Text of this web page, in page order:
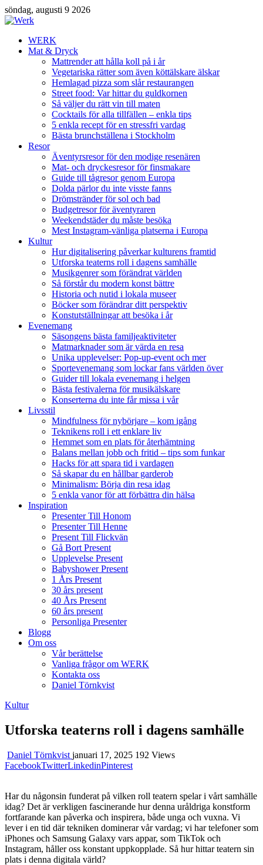
söndag, augusti 9 2026
WERK
Mat & Dryck
Mattrender att hålla koll på i år
Vegetariska rätter som även köttälskare älskar
Hemlagad pizza som slår restaurangen
Street food: Var hittar du guldkornen
Så väljer du rätt vin till maten
Cocktails för alla tillfällen – enkla tips
5 enkla recept för en stressfri vardag
Bästa brunchställena i Stockholm
Resor
Äventyrsresor för den modige resenären
Mat- och dryckesresor för finsmakare
Guide till tågresor genom Europa
Dolda pärlor du inte visste fanns
Drömstränder för sol och bad
Budgetresor för äventyraren
Weekendstäder du måste besöka
Mest Instagram-vänliga platserna i Europa
Kultur
Hur digitalisering påverkar kulturens framtid
Utforska teaterns roll i dagens samhälle
Musikgenrer som förändrat världen
Så förstår du modern konst bättre
Historia och nutid i lokala museer
Böcker som förändrar ditt perspektiv
Konstutställningar att besöka i år
Evenemang
Säsongens bästa familjeaktiviteter
Matmarknader som är värda en resa
Unika upplevelser: Pop-up-event och mer
Sportevenemang som lockar fans världen över
Guider till lokala evenemang i helgen
Bästa festivalerna för musikälskare
Konserterna du inte får missa i vår
Livsstil
Mindfulness för nybörjare – kom igång
Teknikens roll i ett enklare liv
Hemmet som en plats för återhämtning
Balans mellan jobb och fritid – tips som funkar
Hacks för att spara tid i vardagen
Så skapar du en hållbar garderob
Minimalism: Börja din resa idag
5 enkla vanor för att förbättra din hälsa
Inspiration
Presenter Till Honom
Presenter Till Henne
Present Till Flickvän
Gå Bort Present
Upplevelse Present
Babyshower Present
1 Års Present
30 års present
40 Års Present
60 års present
Personliga Presenter
Blogg
Om oss
Vår berättelse
Vanliga frågor om WERK
Kontakta oss
Daniel Törnkvist
Kultur
Utforska teaterns roll i dagens samhälle
Daniel Törnkvist januari 17, 2025 192 Views
FacebookTwitterLinkedinPinterest
Har du någonsin funderat på vilken roll teatern spelar i vårt samhälle
idag? Det är verkligen fascinerande hur denna uråldriga konstform
fortfarande kan påverka och inspirera, både unga och vuxna. Vi
lever i en tid där tekniken dominerar vår vardag; vi har telefoner som
iPhones och Samsung Galaxy vars appar, som TikTok och
Instagram, håller oss konstant uppkopplade. Så hur hittar teatern sin
plats i denna digitala värld?